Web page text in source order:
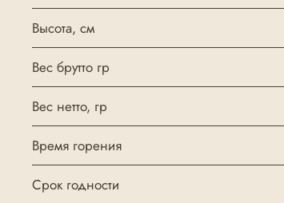
Высота, см
Вес брутто гр
Вес нетто, гр
Время горения
Срок годности